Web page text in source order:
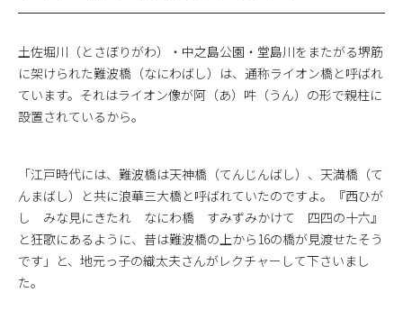
土佐堀川（とさぼりがわ）・中之島公園・堂島川をまたがる堺筋
に架けられた難波橋（なにわばし）は、通称ライオン橋と呼ばれ
ています。それはライオン像が阿（あ）吽（うん）の形で親柱に
設置されているから。
「江戸時代には、難波橋は天神橋（てんじんばし）、天満橋（て
んまばし）と共に浪華三大橋と呼ばれていたのですよ。『西ひが
し みな見にきたれ なにわ橋 すみずみかけて 四四の十六』
と狂歌にあるように、昔は難波橋の上から16の橋が見渡せたそう
です」と、地元っ子の織太夫さんがレクチャーして下さいまし
た。